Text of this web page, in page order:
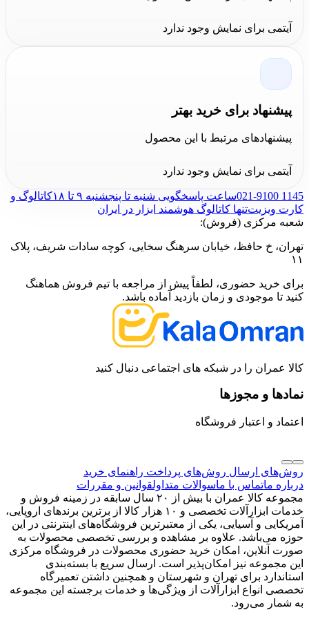
نهایت، با توجه به کیفیت ساخت و قیمت مناسب این
مته 7 عددی SO7PS ریزو Rizo
پروژه‌ها توصیه می‌شود.
آیتمی برای نمایش وجود ندارد
پیشنهاد برای خرید بهتر
پیشنهادهای مرتبط با این محصول
آیتمی برای نمایش وجود ندارد
021-9100 1145ساعت پاسخگویی شنبه تا پنجشنبه ۹ تا ۱۸
کاتالوگ و
کارت ویزیتتنها کاتالوگ هوشمند ابزار در ایران
شعبه مرکزی (فروش):
تهران، خ حافظ، خیابان سرهنگ سخایی، کوچه سادات شریف، پلاک
۱۱
برای خرید حضوری، لطفاً پیش از مراجعه با تیم فروش هماهنگ
کنید تا موجودی و زمان بازدید آماده باشد.
کالا عمران را در شبکه های اجتماعی دنبال کنید
نمادها و مجوزها
اعتماد و اعتبار فروشگاه
روش‌های ارسال روش‌های پرداخت راهنمای خرید
درباره ماتماس با ماسوالات متداولقوانین و مقررات
مجموعه کالا عمران با بیش از ۲۰ سال سابقه در زمینه فروش و
خدمات ابزارآلات تخصصی و ۱۰ هزار کالا از برترین برندهای اروپایی،
آمریکایی و آسیایی، یکی از معتبرترین فروشگاه‌های اینترنتی در این
حوزه می‌باشد. علاوه بر مشاهده و بررسی تخصصی محصولات به
صورت آنلاین، امکان خرید حضوری محصولات در فروشگاه مرکزی
این مجموعه نیز امکان‌پذیر است. ارسال سریع با بسته‌بندی
استاندارد برای تهران و شهرستان و همچنین داشتن تعمیرگاه
تخصصی انواع ابزارآلات از ویژگی‌ها و خدمات برجسته این مجموعه
به شمار می‌رود.